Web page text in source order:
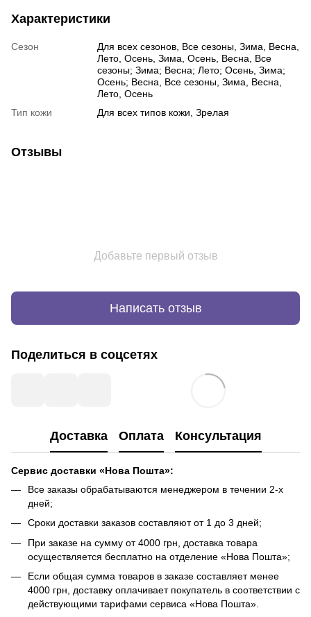
Характеристики
Сезон
Для всех сезонов, Все сезоны, Зима, Весна,
Лето, Осень, Зима, Осень, Весна, Все
сезоны; Зима; Весна; Лето; Осень, Зима;
Осень; Весна, Все сезоны, Зима, Весна,
Лето, Осень
Тип кожи
Для всех типов кожи, Зрелая
Отзывы
Добавьте первый отзыв
Написать отзыв
Поделиться в соцсетях
Доставка Оплата Консультация
Сервис доставки «Нова Пошта»:
Все заказы обрабатываются менеджером в течении 2-х
дней;
Сроки доставки заказов составляют от 1 до 3 дней;
При заказе на сумму от 4000 грн, доставка товара
осуществляется бесплатно на отделение «Нова Пошта»;
Если общая сумма товаров в заказе составляет менее
4000 грн, доставку оплачивает покупатель в соответствии с
действующими тарифами сервиса «Нова Пошта».